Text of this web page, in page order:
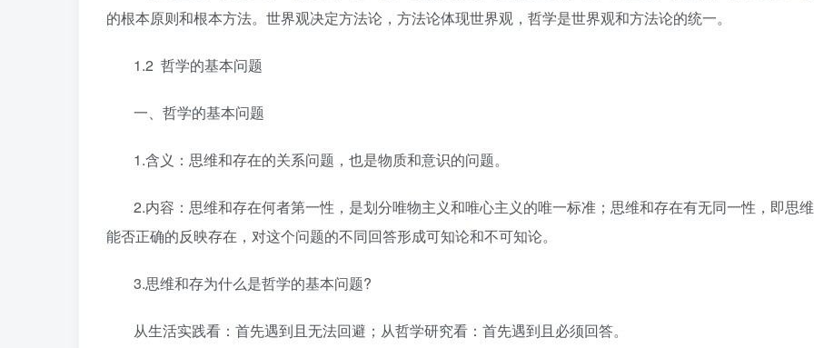
的根本原则和根本方法。世界观决定方法论，方法论体现世界观，哲学是世界观和方法论的统一。
1.2 哲学的基本问题
一、哲学的基本问题
1.含义：思维和存在的关系问题，也是物质和意识的问题。
2.内容：思维和存在何者第一性，是划分唯物主义和唯心主义的唯一标准；思维和存在有无同一性，即思维
能否正确的反映存在，对这个问题的不同回答形成可知论和不可知论。
3.思维和存为什么是哲学的基本问题?
从生活实践看：首先遇到且无法回避；从哲学研究看：首先遇到且必须回答。